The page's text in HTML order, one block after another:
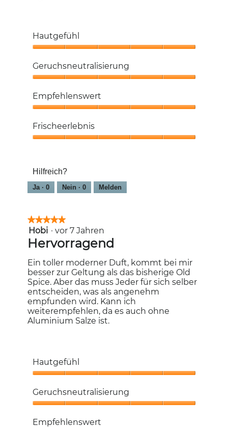
Hautgefühl
5
von
Geruchsneutralisierung
5
von
Empfehlenswert
5
von
Frischeerlebnis
5
Hilfreich?
Ja · 0 Nein · 0 Melden
★★★★★
★★★★★
5
von
5
Sternen.
Hobi · vor 7 Jahren
Hervorragend
Ein toller moderner Duft, kommt bei mir
besser zur Geltung als das bisherige Old
Spice. Aber das muss Jeder für sich selber
entscheiden, was als angenehm
empfunden wird. Kann ich
weiterempfehlen, da es auch ohne
Aluminium Salze ist.
Hautgefühl
5
von
Geruchsneutralisierung
5
Empfehlenswert